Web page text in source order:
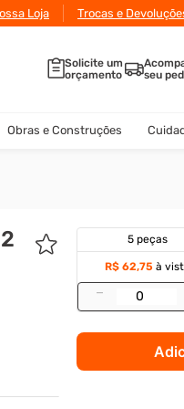
Loja Trocas e
Solicite um
orçamento
seu
Obras e Construções
5 peças
R$ 62,75 à
–